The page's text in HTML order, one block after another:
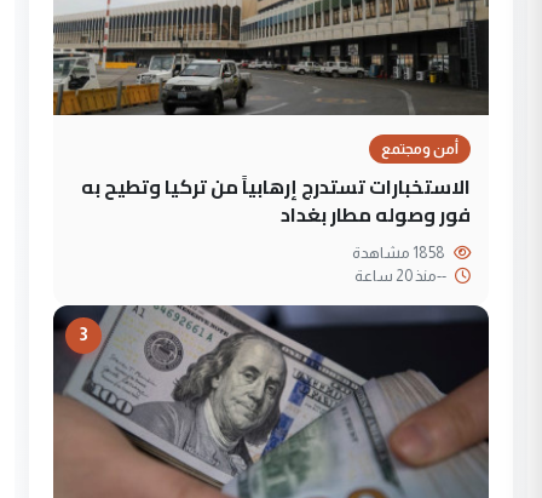
أمن ومجتمع
الاستخبارات تستدرج إرهابياً من تركيا وتطيح به
فور وصوله مطار بغداد
--منذ 20 ساعة
3